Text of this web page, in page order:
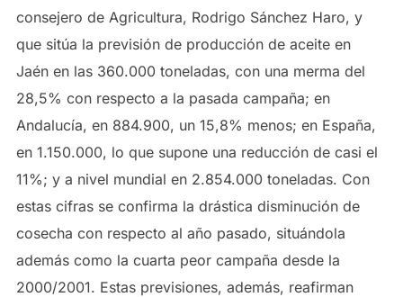
consejero de Agricultura, Rodrigo Sánchez Haro, y
que sitúa la previsión de producción de aceite en
Jaén en las 360.000 toneladas, con una merma del
28,5% con respecto a la pasada campaña; en
Andalucía, en 884.900, un 15,8% menos; en España,
en 1.150.000, lo que supone una reducción de casi el
11%; y a nivel mundial en 2.854.000 toneladas. Con
estas cifras se confirma la drástica disminución de
cosecha con respecto al año pasado, situándola
además como la cuarta peor campaña desde la
2000/2001. Estas previsiones, además, reafirman